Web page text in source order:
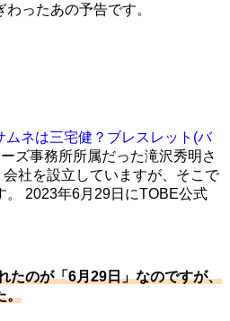
ったあの予告です。
ネは三宅健？ブレスレット(バ
ズ事務所所属だった滝沢秀明さ
社を設立していますが、そこで
。 2023年6月29日にTOBE公式
たのが「6月29日」なのですが、
。